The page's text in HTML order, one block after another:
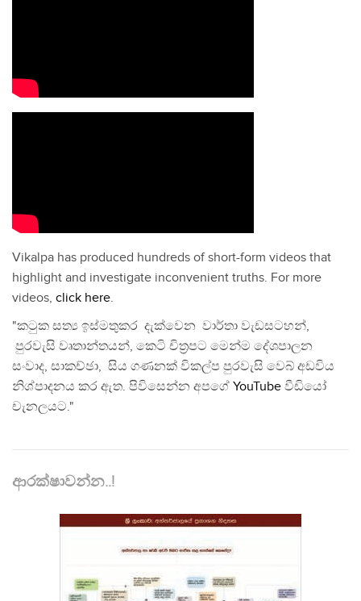
Vikalpa has produced hundreds of short-form videos that
highlight and investigate inconvenient truths. For more
videos, click here.
"කටුක සත්‍ය ඉස්මතුකර දැක්වෙන වාර්තා වැඩසටහන්,
පුරවැසි වෘතාන්තයන්, කෙටි චිත්‍රපට මෙන්ම දේශපාලන
සංවාද, සාකච්ඡා, සිය ගණනක් විකල්ප පුරවැසි වෙබ් අඩවිය
නිශ්පාදනය කර ඇත. පිවිසෙන්න අපගේ YouTube වීඩියෝ
චැනලයට."
ආරක්ෂාවන්න..!